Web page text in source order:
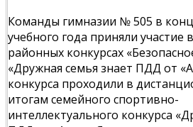
Команды гимназии № 505 в
учебного года приняли участие в
районных конкурсах
«Дружная семья знает ПДД от
конкурса проходили в
итогам семейного спортивно-
интеллектуального конкурса